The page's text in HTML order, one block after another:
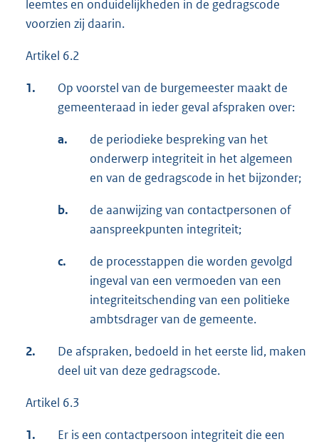
leemtes en onduidelijkheden in de gedragscode
voorzien zij daarin.
Artikel 6.2
1.
Op voorstel van de burgemeester maakt de
gemeenteraad in ieder geval afspraken over:
a.
de periodieke bespreking van het
onderwerp integriteit in het algemeen
en van de gedragscode in het bijzonder;
b.
de aanwijzing van contactpersonen of
aanspreekpunten integriteit;
c.
de processtappen die worden gevolgd
ingeval van een vermoeden van een
integriteitschending van een politieke
ambtsdrager van de gemeente.
2.
De afspraken, bedoeld in het eerste lid, maken
deel uit van deze gedragscode.
Artikel 6.3
1.
Er is een contactpersoon integriteit die een